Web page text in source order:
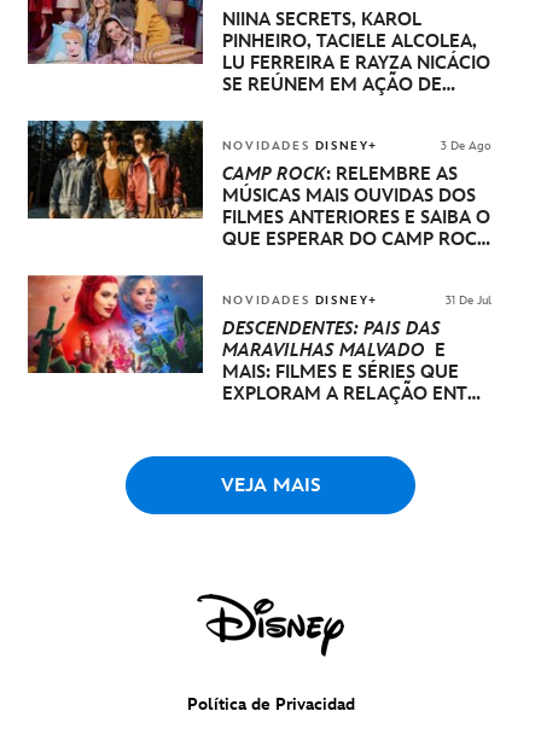
NIINA SECRETS, KAROL
PINHEIRO, TACIELE ALCOLEA,
LU FERREIRA E RAYZA NICÁCIO
SE REÚNEM EM AÇÃO DE
NOVIDADES DISNEY+ 3 De Ago
CAMP ROCK: RELEMBRE AS
MÚSICAS MAIS OUVIDAS DOS
FILMES ANTERIORES E SAIBA O
QUE ESPERAR DO CAMP ROCK
NOVIDADES DISNEY+ 31 De Jul
DESCENDENTES: PAÍS DAS
MARAVILHAS MALVADO E
MAIS: FILMES E SÉRIES QUE
EXPLORAM A RELAÇÃO ENTRE
VEJA MAIS
Política de Privacidad